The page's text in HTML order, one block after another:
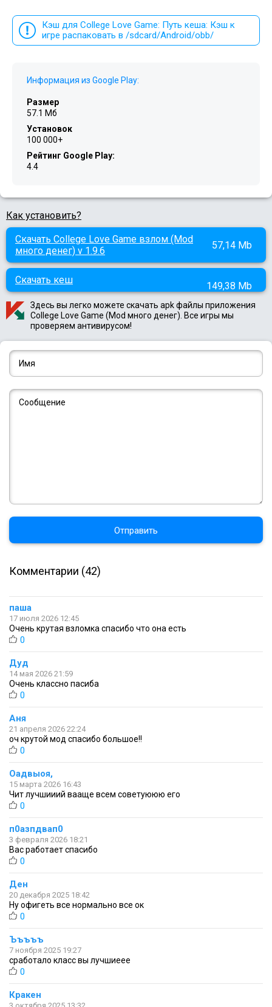
Кэш для College Love Game: Путь кеша: Кэш к
игре распаковать в /sdcard/Android/obb/
Информация из Google Play:
Размер
57.1 Мб
Установок
100 000+
Рейтинг Google Play:
4.4
Как установить?
Скачать College Love Game взлом (Mod
много денег) v 1.9.6
57,14 Mb
Скачать кеш
149,38 Mb
Здесь вы легко можете скачать apk файлы приложения
College Love Game (Mod много денег). Все игры мы
проверяем антивирусом!
Отправить
Комментарии (42)
паша
17 июля 2026 12:45
Очень крутая взломка спасибо что она есть
0
Дуд
14 мая 2026 21:59
Очень классно пасиба
0
Аня
21 апреля 2026 22:24
оч крутой мод спасибо большое!!
0
Оадвыоя,
15 марта 2026 16:43
Чит лучшииий вааще всем советуююю его
0
п0азпдвап0
3 февраля 2026 18:21
Вас работает спасибо
0
Ден
20 декабря 2025 18:42
Ну офигеть все нормально все ок
0
Ъъъъъ
7 ноября 2025 19:27
сработало класс вы лучшиеее
0
Кракен